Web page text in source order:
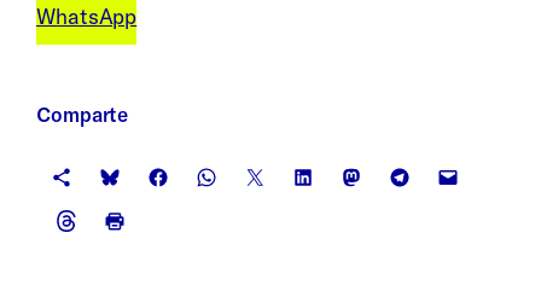
WhatsApp
Comparte